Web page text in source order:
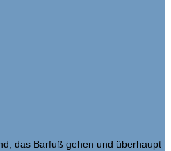
das Barfuß gehen und überhaupt